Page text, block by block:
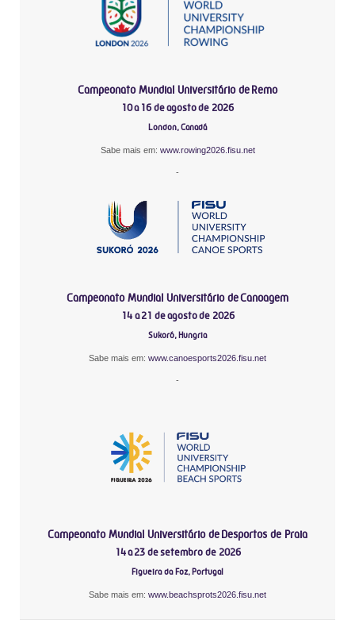
Campeonato Mundial Universitário de Remo
10 a 16 de agosto de 2026
London, Canadá
Sabe mais em: www.rowing2026.fisu.net
-
Campeonato Mundial Universitário de Canoagem
14 a 21 de agosto de 2026
Sukoró, Hungria
Sabe mais em: www.canoesports2026.fisu.net
-
Campeonato Mundial Universitário de Desportos de Praia
14 a 23 de setembro de 2026
Figueira da Foz, Portugal
Sabe mais em: www.beachsprots2026.fisu.net